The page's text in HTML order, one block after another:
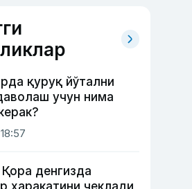
қуруқ йўтални
учун нима
денгизда
ҳаракатини чеклади